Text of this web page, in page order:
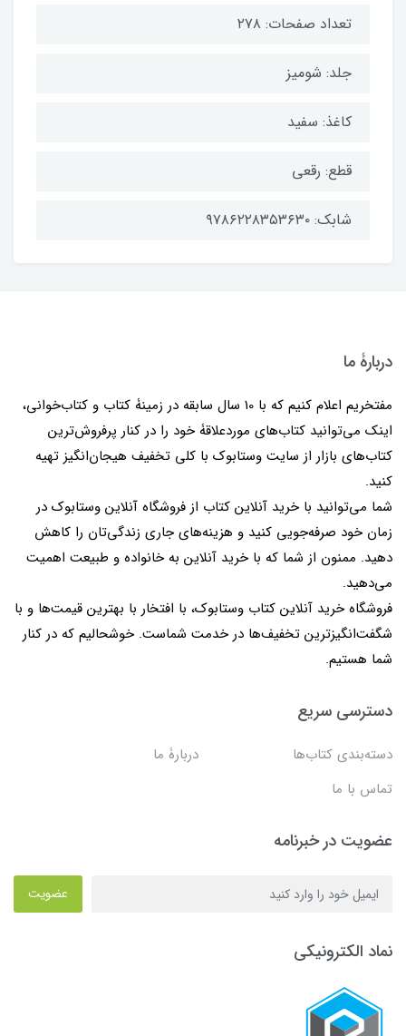
تعداد صفحات: ۲۷۸
جلد: شومیز
کاغذ: سفید
قطع: رقعی
شابک: ۹۷۸۶۲۲۸۳۵۳۶۳۰
دربارۀ ما
مفتخریم اعلام کنیم که با 10 سال سابقه در زمینۀ کتاب و کتاب‌خوانی،
اینک می‌توانید کتاب‌های موردعلاقۀ خود را در کنار پرفروش‌ترین
کتاب‌های بازار از سایت وستابوک با کلی تخفیف هیجان‌انگیز تهیه
کنید.
شما می‌توانید با خرید آنلاین کتاب از فروشگاه آنلاین وستابوک در
زمان خود صرفه‌جویی کنید و هزینه‌های جاری زندگی‌تان را کاهش
دهید. ممنون از شما که با خرید آنلاین به خانواده و طبیعت اهمیت
می‌دهید.
فروشگاه خرید آنلاین کتاب وستابوک، با افتخار با بهترین قیمت‌ها و با
شگفت‌انگیزترین تخفیف‌ها در خدمت شماست. خوشحالیم که در کنار
شما هستیم.
دسترسی سریع
دسته‌بندی کتاب‌ها
دربارۀ ما
تماس با ما
عضویت در خبرنامه
عضویت
نماد الکترونیکی